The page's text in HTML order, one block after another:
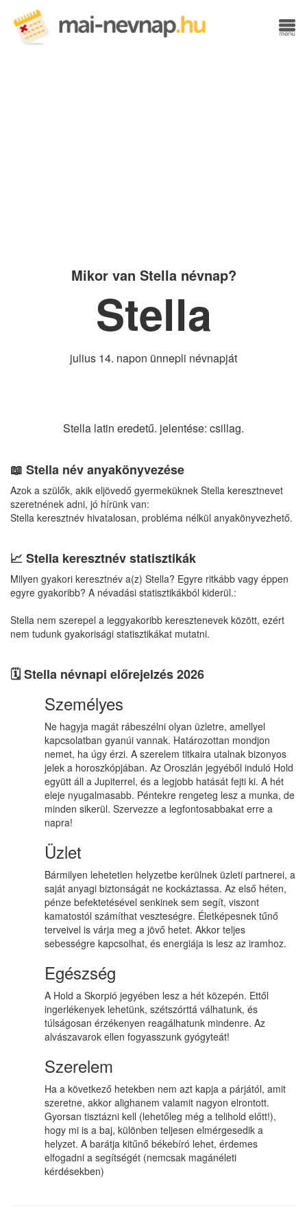
Mikor van Stella névnap?
Stella
julius 14. napon ünnepli névnapját
Stella latin eredetű. jelentése: csillag.
📖 Stella név anyakönyvezése
Azok a szülők, akik eljövedő gyermeküknek Stella keresztnevet
szeretnének adni, jó hírünk van:
Stella keresztnév hivatalosan, probléma nélkül anyakönyvezhető.
📈 Stella keresztnév statisztikák
Milyen gyakori keresztnév a(z) Stella? Egyre ritkább vagy éppen
egyre gyakoribb? A névadási statisztikákból kiderül.:
Stella nem szerepel a leggyakoribb keresztenevek között, ezért
nem tudunk gyakorisági statisztikákat mutatni.
🗓️ Stella névnapi előrejelzés 2026
Személyes
Ne hagyja magát rábeszélni olyan üzletre, amellyel
kapcsolatban gyanúi vannak. Határozottan mondjon
nemet, ha úgy érzi. A szerelem titkaira utalnak bizonyos
jelek a horoszkópjában. Az Oroszlán jegyéből induló Hold
együtt áll a Jupiterrel, és a legjobb hatását fejti ki. A hét
eleje nyugalmasabb. Péntekre rengeteg lesz a munka, de
minden sikerül. Szervezze a legfontosabbakat erre a
napra!
Üzlet
Bármilyen lehetetlen helyzetbe kerülnek üzleti partnerei, a
saját anyagi biztonságát ne kockáztassa. Az első héten,
pénze befektetésével senkinek sem segít, viszont
kamatostól számíthat veszteségre. Életképesnek tűnő
terveivel is várja meg a jövő hetet. Akkor teljes
sebességre kapcsolhat, és energiája is lesz az iramhoz.
Egészség
A Hold a Skorpió jegyében lesz a hét közepén. Ettől
ingerlékenyek lehetünk, szétszórttá válhatunk, és
túlságosan érzékenyen reagálhatunk mindenre. Az
alvászavarok ellen fogyasszunk gyógyteát!
Szerelem
Ha a következő hetekben nem azt kapja a párjától, amit
szeretne, akkor alighanem valamit nagyon elrontott.
Gyorsan tisztázni kell (lehetőleg még a telihold előtt!),
hogy mi is a baj, különben teljesen elmérgesedik a
helyzet. A barátja kitűnő békebíró lehet, érdemes
elfogadni a segítségét (nemcsak magánéleti
kérdésekben)